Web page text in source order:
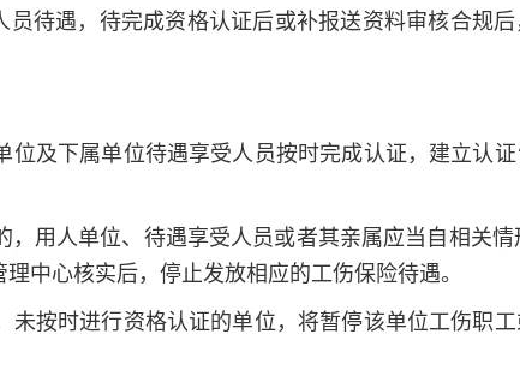
待遇，待完成资格认证后或补报送资料审核合规
位及下属单位待遇享受人员按时完成认证，建立认
，用人单位、待遇享受人员或者其亲属应当自相关
中心核实后，停止发放相应的工伤保险待遇。
未按时进行资格认证的单位，将暂停该单位工伤职